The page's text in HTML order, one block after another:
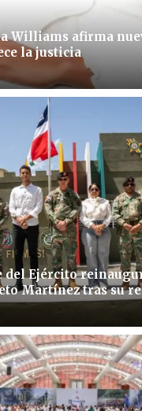
Williams afirma
la justicia
del Ejército
Martínez tras su